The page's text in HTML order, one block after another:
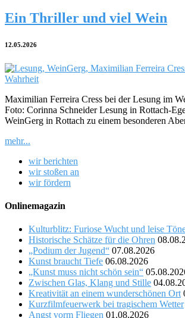
Ein Thriller und viel Wein
12.05.2026
Maximilian Ferreira Cress bei der Lesung im
Foto: Corinna Schneider Lesung in Rottach-
WeinGerg in Rottach zu einem besonderen
mehr...
wir berichten
wir stoßen an
wir fördern
Onlinemagazin
Kulturblitz: Furiose Wucht und leise
Historische Schätze für die Ohren
„Podium der Jugend“ 07.08.2026
Kunst braucht Tiefe 06.08.2026
„Kunst muss nicht schön sein“
Zwischen Glas, Klang und Stille
Kreativität an einem wunderschönen Ort
Kurzfilmfeuerwerk bei tragischem Wetter
Angst vorm Fliegen 01.08.2026